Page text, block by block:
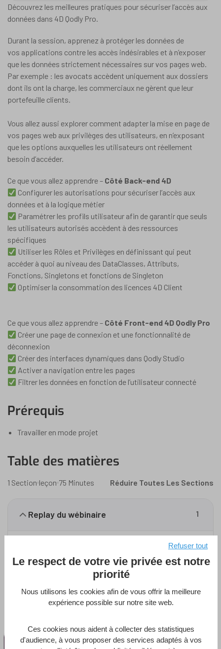
Découvrez les meilleures pratiques pour sécuriser l’accès aux
données dans 4D Qodly Pro.
Durant la session, apprenez à protéger les données de
vos applications contre les accès indésirables et à n’exposer
que les données strictement nécessaires sur vos pages web.
Par exemple : les avocats accèdent uniquement aux dossiers
dont ils ont la charge, les commerciaux ne gèrent que leur
portefeuille clients.
Vous allez aussi explorer comment adapter la mise en page de
vos pages web aux privilèges des utilisateurs, en n’exposant
que les options auxquelles les utilisateurs ont réellement
besoin d’accéder.
Ce que vous allez apprendre – Côté Back-end 4D
Configurer les autorisations pour sécuriser l’accès aux
données et à la logique métier
Paramétrer les profils utilisateur afin de garantir que seuls
les utilisateurs autorisés accèdent à des ressources
spécifiques
Utiliser les Rôles et Privilèges en définissant qui peut
accéder à quoi au niveau des DataClasses, Attributs,
Fonctions, Singletons et fonctions de Singleton
Optimiser la consommation des licences 4D Client
Ce que vous allez apprendre – Côté Front-end 4D Qodly Pro
Créer une page de connexion et une fonctionnalité de
déconnexion
Créer des interfaces dynamiques dans Qodly Studio
Activer a navigation entre les pages
Filtrer les données en fonction de l’utilisateur connecté
Prérequis
Travailler en mode projet
Table des matières
1 Section leçon 75 Minutes Réduire Toutes Les Sections
Replay du wébinaire 1
4D Qodly pro – Sécurisez l’Accès aux Données dans
Vous pourriez être intéressé par
Contenu Partner
Le respect de votre vie privée est notre
priorité
Nous utilisons les cookies afin de vous offrir la meilleure
expérience possible sur notre site web.
Ces cookies nous aident à collecter des statistiques
d'audience, à vous proposer des services adaptés à vos
Refuser tout